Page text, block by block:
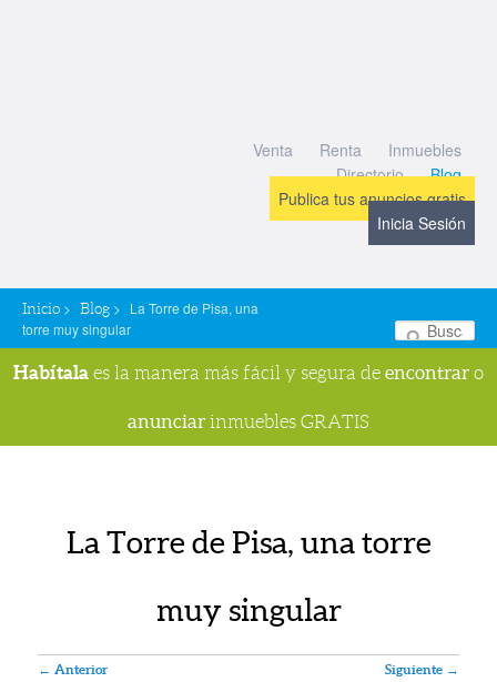
Venta Renta
Inmuebles
Directorio
Blog
Publica tus anuncios gratis
Inicia Sesión
Inicio > Blog > La Torre de Pisa, una
torre muy singular
Habítala es la manera más fácil y segura de encontrar o
anunciar inmuebles GRATIS
La Torre de Pisa, una torre
muy singular
Navegador de artículos
← Anterior Siguiente →